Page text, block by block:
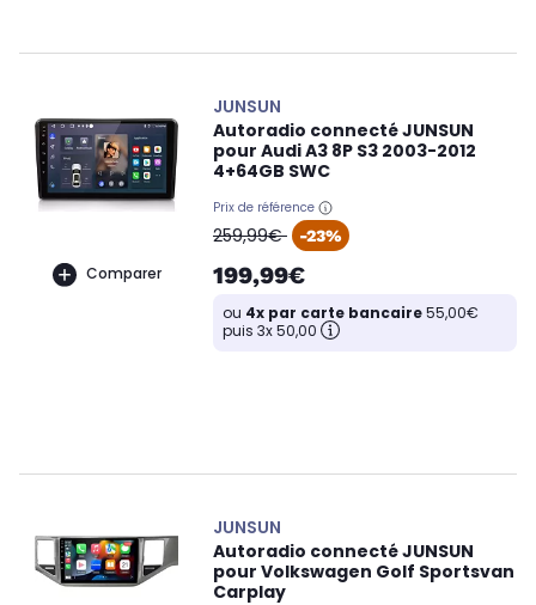
Comparer
JUNSUN
Autoradio connecté JUNSUN
pour Audi A3 8P S3 2003-2012
4+64GB SWC
Prix de référence
oldPrice
259,99€ -23%
199,99€
ou 4x par carte bancaire55,00€
puis 3x 50,00
JUNSUN
Autoradio connecté JUNSUN
pour Volkswagen Golf Sportsvan
Carplay